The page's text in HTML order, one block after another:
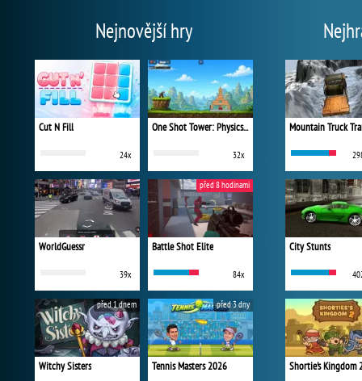
Nejnovější hry
Cut N Fill
24x
One Shot Tower: Physics Destroyer
32x
WorldGuessr
39x
Battle Shot Elite
84x
před 8 hodinami
Witchy Sisters
před 1 dnem
Tennis Masters 2026
před 3 dny
Mountain Truck
City Stunts
Shortie's Kingdom